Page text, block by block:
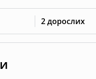
2 дорослих